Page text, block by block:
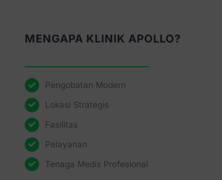
MENGAPA KLINIK APOLLO?
Pengobatan Modern
Lokasi Strategis
Fasilitas
Pelayanan
Tenaga Medis Profesional